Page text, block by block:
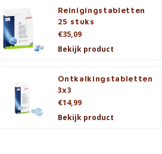
Reinigingstabletten
25 stuks
€35,09
Bekijk product
Ontkalkingstabletten
3x3
€14,99
Bekijk product